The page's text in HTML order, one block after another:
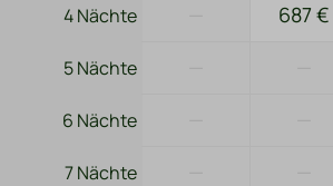
4 Nächte 687 €
5 Nächte
6 Nächte
7 Nächte